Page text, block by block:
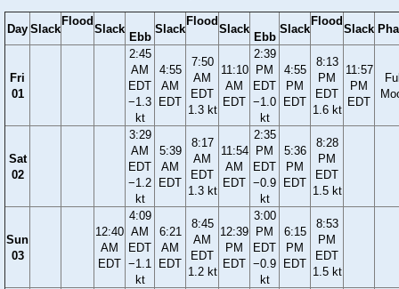
Day Slack
Flood
Slack
Ebb
Slack
Flood
Slack
Ebb
Slack
Flood
Slack
Fri
01
2:45
AM
EDT
−1.3
kt
4:55
AM
EDT
7:50
AM
EDT
1.3 kt
11:10
AM
EDT
2:39
PM
EDT
−1.0
kt
4:55
PM
EDT
8:13
PM
EDT
1.6 kt
11:57
PM
EDT
Sat
02
3:29
AM
EDT
−1.2
kt
5:39
AM
EDT
8:17
AM
EDT
1.3 kt
11:54
AM
EDT
2:35
PM
EDT
−0.9
kt
5:36
PM
EDT
8:28
PM
EDT
1.5 kt
Sun
03
12:40
AM
EDT
4:09
AM
EDT
−1.1
kt
6:21
AM
EDT
8:45
AM
EDT
1.2 kt
12:39
PM
EDT
3:00
PM
EDT
−0.9
kt
6:15
PM
EDT
8:53
PM
EDT
1.5 kt